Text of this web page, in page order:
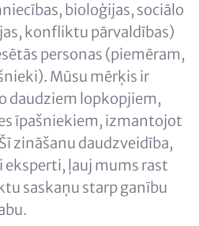
bioloģijas, sociālo
konfliktu pārvaldības)
personas (piemēram,
Mūsu mērķis ir
daudziem lopkopjiem,
īpašniekiem, izmantojot
zināšanu daudzveidība,
eksperti, ļauj mums rast
saskaņu starp ganību